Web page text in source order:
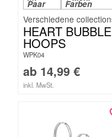
Paar Farben
HEART BUBBLE
HOOPS
WPK04
ab 14,99 €
inkl. MwSt.